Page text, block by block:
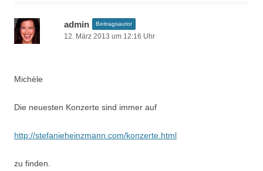
admin Beitragsautor
12. März 2013 um 12:16 Uhr
Michèle
Die neuesten Konzerte sind immer auf
http://stefanieheinzmann.com/konzerte.html
zu finden.